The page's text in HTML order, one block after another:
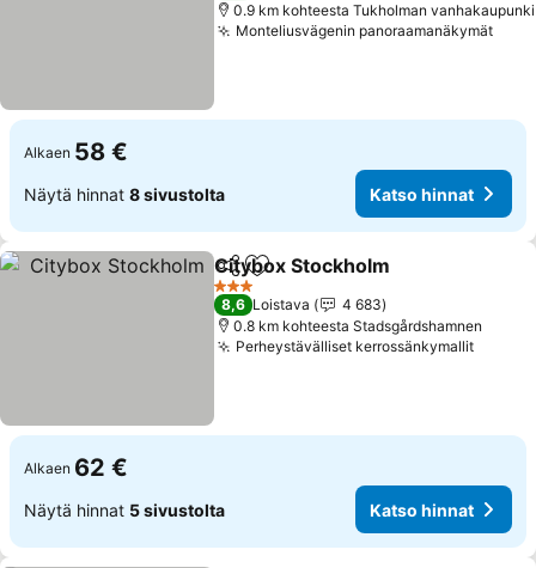
0.9 km kohteesta Tukholman vanhakaupunki
Monteliusvägenin panoraamanäkymät
Alkaen 58 €
Näytä hinnat 8 sivustolta Katso hinnat
Jaa Lisää suosikkeihin
Citybox Stockholm
3 Tähtiluokitus
8,6 Loistava
4 683
0.8 km kohteesta Stadsgårdshamnen
Perheystävälliset kerrossänkymallit
Alkaen 62 €
Näytä hinnat 5 sivustolta Katso hinnat